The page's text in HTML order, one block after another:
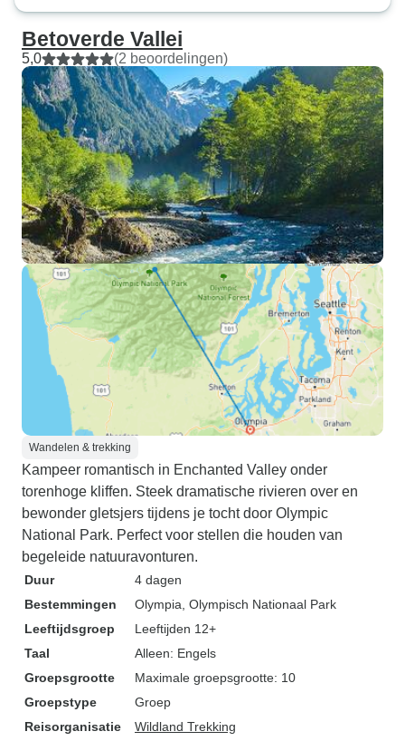
Betoverde Vallei
5,0 (2 beoordelingen)
Wandelen & trekking
Kampeer romantisch in Enchanted Valley onder
torenhoge kliffen. Steek dramatische rivieren over en
bewonder gletsjers tijdens je tocht door Olympic
National Park. Perfect voor stellen die houden van
begeleide natuuravonturen.
Duur
4 dagen
Bestemmingen
Olympia , Olympisch Nationaal Park
Leeftijdsgroep
Leeftijden 12+
Taal
Alleen: Engels
Groepsgrootte
Maximale groepsgrootte: 10
Groepstype
Groep
Reisorganisatie
Wildland Trekking